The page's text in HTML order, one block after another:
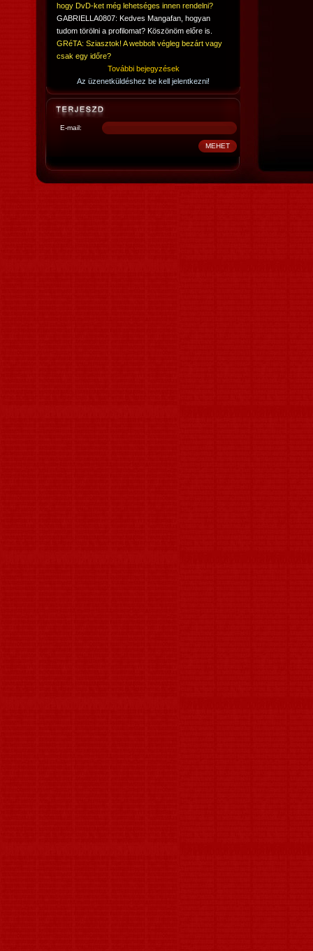
hogy DvD-ket még lehetséges innen rendelni?
GABRIELLA0807: Kedves Mangafan, hogyan
tudom törölni a profilomat? Köszönöm előre is.
GRéTA: Sziasztok! A webbolt végleg bezárt vagy
csak egy időre?
További bejegyzések
Az üzenetküldéshez be kell jelentkezni!
E-mail: